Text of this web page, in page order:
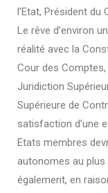
l’Etat, Président du
Le rêve d’environ
réalité avec la
Cour des
Juridiction
Supérieure de
satisfaction d’une
Etats membres
autonomes au plus
également, en